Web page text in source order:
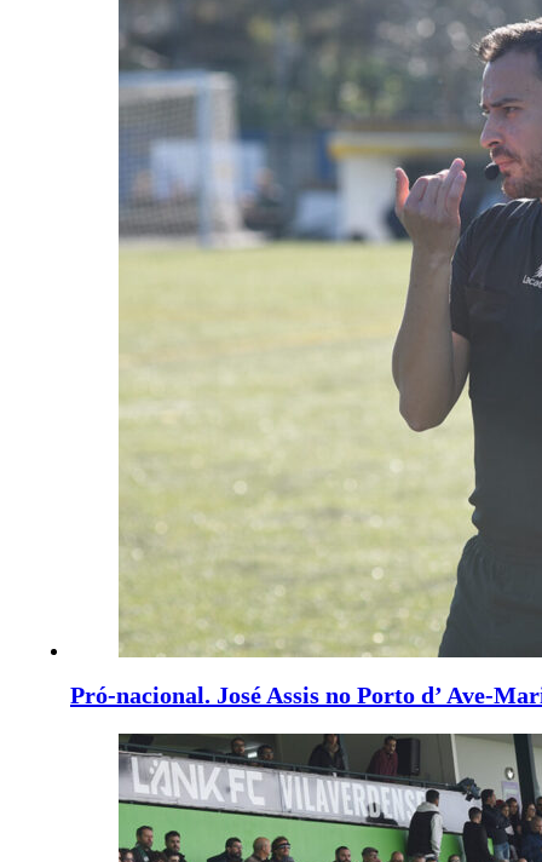
Pró-nacional. José Assis no Porto d’ Ave-